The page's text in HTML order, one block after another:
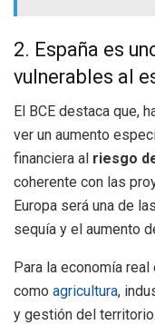
2. España es
vulnerables al
El BCE destaca que,
ver un aumento
financiera al riesgo
coherente con las
Europa será una de
sequía y el aumento
Para la economía
como agricultura,
y gestión del